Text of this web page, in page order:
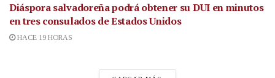
Diáspora salvadoreña podrá obtener su DUI en minutos
en tres consulados de Estados Unidos
HACE 19 HORAS